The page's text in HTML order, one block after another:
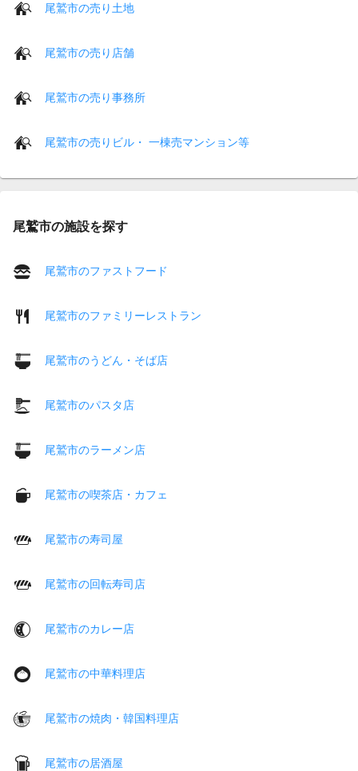
尾鷲市の売り土地
尾鷲市の売り店舗
尾鷲市の売り事務所
尾鷲市の売りビル・ 一棟売マンション等
尾鷲市の施設を探す
尾鷲市のファストフード
尾鷲市のファミリーレストラン
尾鷲市のうどん・そば店
尾鷲市のパスタ店
尾鷲市のラーメン店
尾鷲市の喫茶店・カフェ
尾鷲市の寿司屋
尾鷲市の回転寿司店
尾鷲市のカレー店
尾鷲市の中華料理店
尾鷲市の焼肉・韓国料理店
尾鷲市の居酒屋